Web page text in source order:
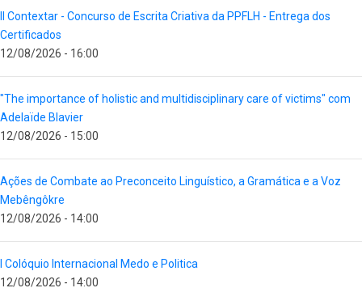
II Contextar - Concurso de Escrita Criativa da PPFLH - Entrega dos
Certificados
12/08/2026 - 16:00
"The importance of holistic and multidisciplinary care of victims" com
Adelaïde Blavier
12/08/2026 - 15:00
Ações de Combate ao Preconceito Linguístico, a Gramática e a Voz
Mebêngôkre
12/08/2026 - 14:00
I Colóquio Internacional Medo e Politica
12/08/2026 - 14:00